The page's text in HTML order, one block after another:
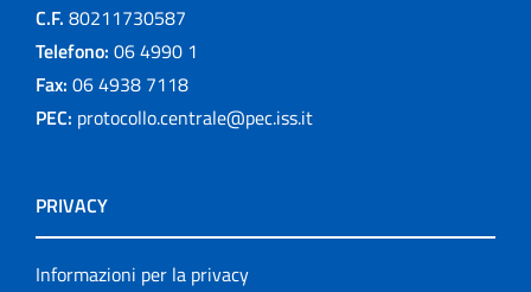
C.F. 80211730587
Telefono: 06 4990 1
Fax: 06 4938 7118
PEC: protocollo.centrale@pec.iss.it
PRIVACY
Informazioni per la privacy